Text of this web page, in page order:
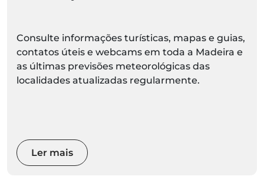
Consulte informações turísticas, mapas e guias,
contatos úteis e webcams em toda a Madeira e
as últimas previsões meteorológicas das
localidades atualizadas regularmente.
Ler mais